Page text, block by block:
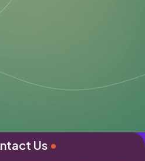
Us •